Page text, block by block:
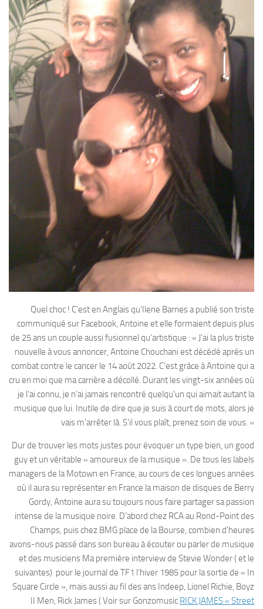
Quel choc ! C’est en Anglais qu’Ilene Barnes a publié son triste
communiqué sur Facebook, Antoine et elle formaient depuis plus
de 25 ans un couple aussi fusionnel qu’artistique : « J’ai la plus triste
nouvelle à vous annoncer, Antoine Chouchani est décédé après un
combat contre le cancer le 14 août 2022. C’est grâce à Antoine qui a
cru en moi que ma carrière a décollé. Durant les vingt-six années où
je l’ai connu, je n’ai jamais rencontré quelqu’un qui aimait autant la
musique que lui. Inutile de dire que je suis à court de mots, alors je
vais m’arrêter là. S’il vous plaît, prenez soin de vous. »
Dur de trouver les mots justes pour évoquer un type bien, un good
guy et un véritable « amoureux de la musique ». De tous les labels
managers de la Motown en France, au cours de ces longues années
où il aura su représenter en France la maison de disques de Berry
Gordy, Antoine aura su toujours nous faire partager sa passion
intense de la musique noire. D’abord chez RCA au Rond-Point des
Champs, puis chez BMG place de la Bourse, combien d’heures
avons-nous passé dans son bureau à écouter ou parler de musique
et des musiciens Ma première interview de Stevie Wonder ( et le
suivantes) pour le journal de TF1 l’hiver 1985 pour la sortie de « In
Square Circle », mais aussi au fil des ans Indeep, Lionel Richie, Boyz
II Men, Rick James ( Voir sur Gonzomusic RICK JAMES « Street